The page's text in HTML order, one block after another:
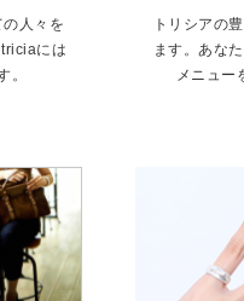
人々を
には
。
トリシアの
ます。あな
メニュー